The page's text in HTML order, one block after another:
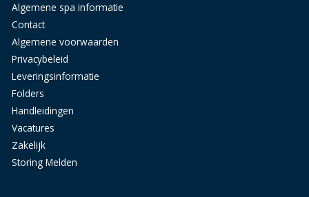
Algemene spa informatie
Contact
Algemene voorwaarden
Privacybeleid
Leveringsinformatie
Folders
Handleidingen
Vacatures
Zakelijk
Storing Melden